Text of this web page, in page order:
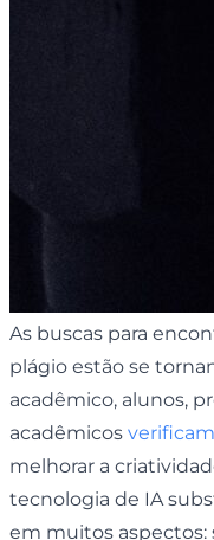
As buscas para
plágio estão se
acadêmico, alunos,
acadêmicos
melhorar a
tecnologia de IA
em muitos aspectos: